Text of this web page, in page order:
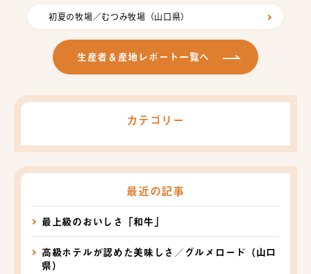
初夏の牧場／むつみ牧場（山口県）
生産者＆産地レポート一覧へ
カテゴリー
最近の記事
最上級のおいしさ「和牛」
高級ホテルが認めた美味しさ／グルメロード（山口
県）